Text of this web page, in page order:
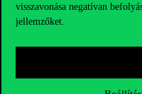
visszavonása negatívan
jellemzőket.
Kapcsolatok
Szántó Richárd szerint a
sokat számít a Corvinuson